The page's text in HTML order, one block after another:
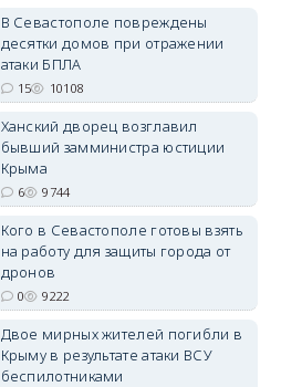
erid: 2SDnjdvhGXG
В Севастополе повреждены
десятки домов при отражении
атаки БПЛА
15 10108
Ханский дворец возглавил
бывший замминистра юстиции
Крыма
6 9744
Кого в Севастополе готовы взять
на работу для защиты города от
дронов
0 9222
Двое мирных жителей погибли в
Крыму в результате атаки ВСУ
беспилотниками